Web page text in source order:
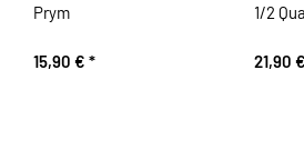
Prym
15,90 € *
1/2
21,90